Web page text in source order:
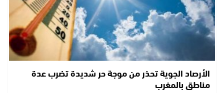
الأرصاد الجوية تحذر من موجة حر شديدة تضرب عدة
مناطق بالمغرب